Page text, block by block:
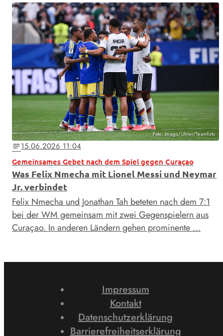
Foto: Imago/Ulmer/Teamfoto
notes15.06.2026 11:04
Gemeinsames Gebet nach dem Spiel gegen Curaçao
Was Felix Nmecha mit Lionel Messi und Neymar
Jr. verbindet
Felix Nmecha und Jonathan Tah beteten nach dem 7:1
bei der WM gemeinsam mit zwei Gegenspielern aus
Curaçao. In anderen Ländern gehen prominente …
Impressum
Kontakt
Datenschutzerklärung
Barrierefreiheitserklärung